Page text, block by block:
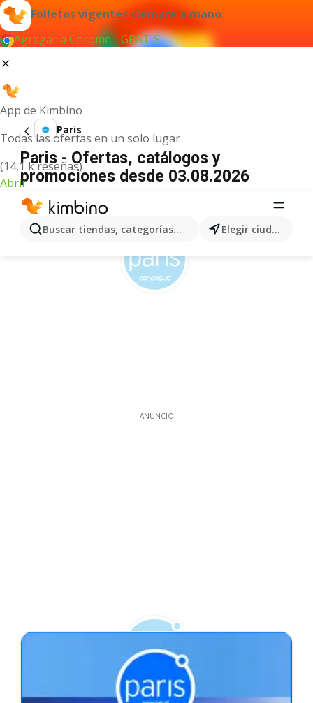
Folletos vigentes siempre a mano
Agregar a Chrome - GRATIS
App de Kimbino
Todas las ofertas en un solo lugar
(14,1 k reseñas)
Abrir
Buscar tiendas, categorías, productos... Elegir ciudad
Paris
Paris - Ofertas, catálogos y
promociones desde 03.08.2026
ANUNCIO